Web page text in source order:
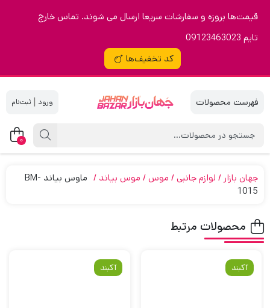
قیمت‌ها بروزه و سفارشات سریعا ارسال می شوند. تماس خارج
تایم 09123463023
کد تخفیف‌ها
|
0
جهان بازار لوازم جانبی موس موس بیاند
ماوس بیاند BM-
1015
محصولات مرتبط
آکبند آکبند